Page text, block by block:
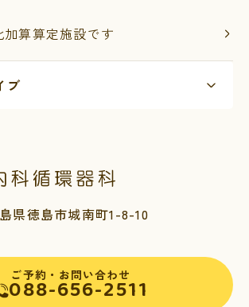
算算定施設です
県徳島市城南町1-8-10
ご予約・お問い合わせ
088-656-2511